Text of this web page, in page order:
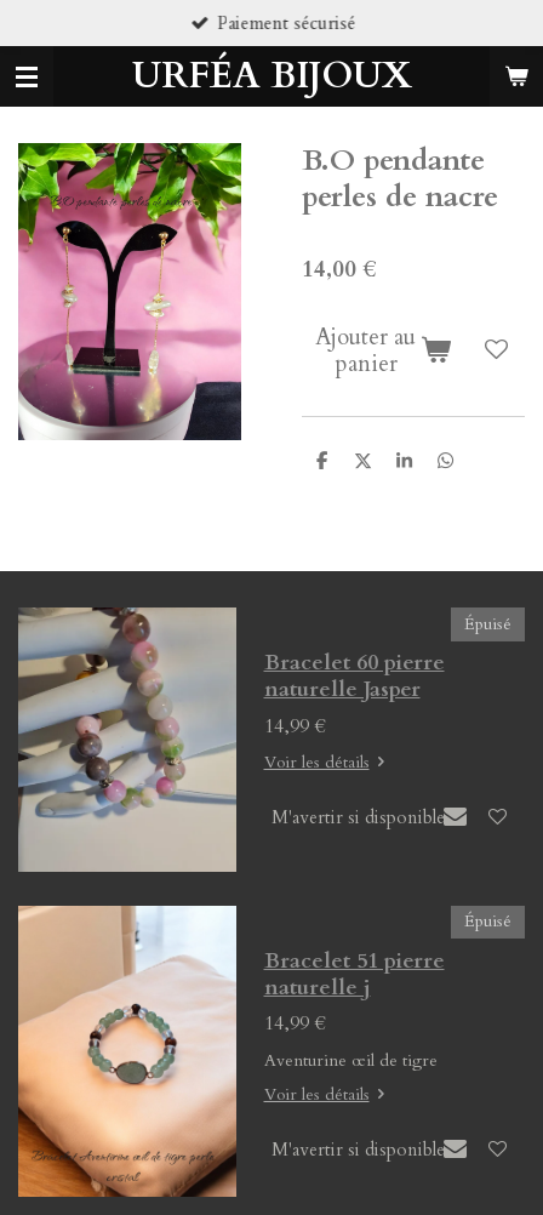
au
contenu
principal
URFÉA BIJOUX
B.O pendante
perles de nacre
14,00 €
Ajouter au
panier
P
e
P
e
P
e
P
e
Épuisé
Bracelet 60 pierre
naturelle Jasper
14,99 €
Voir les détails
M'avertir si disponible
Épuisé
Bracelet 51 pierre
naturelle j
14,99 €
Aventurine œil de tigre
Voir les détails
M'avertir si disponible